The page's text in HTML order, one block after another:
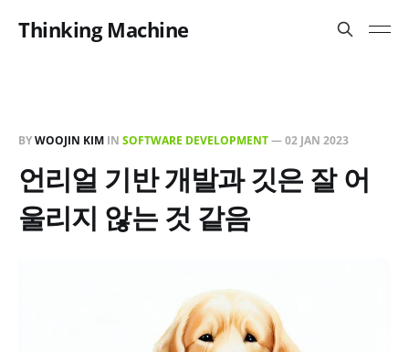
Thinking Machine
BYWOOJIN KIM IN SOFTWARE DEVELOPMENT—02 JAN 2023
언리얼 기반 개발과 깃은 잘 어
울리지 않는 것 같음